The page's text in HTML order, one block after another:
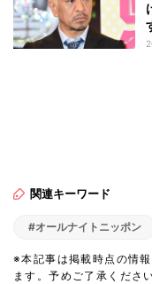
関連キーワード
#オールナイトニッポン
※本記事は掲載時点の情
ます。予めご了承ください